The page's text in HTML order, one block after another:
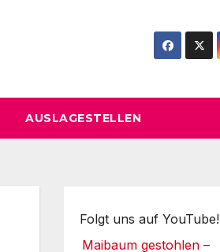
AUSLAGESTELLEN
Folgt uns auf YouTube!
Maibaum gestohlen –